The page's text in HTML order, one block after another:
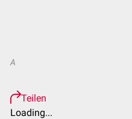
A
Teilen
Loading...